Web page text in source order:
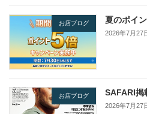
お店ブログ 夏のポイ
2026年7月27
お店ブログ SAFARI
2026年7月27